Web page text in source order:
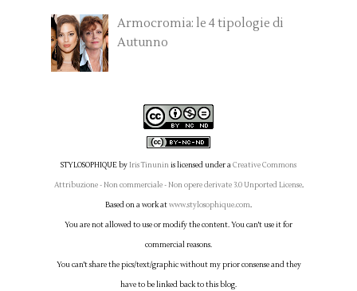
Armocromia: le 4 tipologie di
Autunno
STYLOSOPHIQUE byIris Tinuninis licensed under aCreative Commons
Attribuzione - Non commerciale - Non opere derivate 3.0 Unported License.
Based on a work atwww.stylosophique.com.
You are not allowed to use or modify the content. You can't use it for
commercial reasons.
You can't share the pics/text/graphic without my prior consense and they
have to be linked back to this blog.